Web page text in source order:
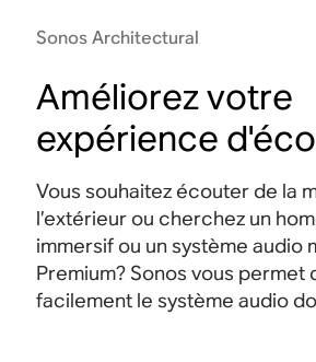
Sonos Architectural
Améliorez votre
expérience
Vous souhaitez écouter de la
l’extérieur ou cherchez un
immersif ou un système audio
Premium? Sonos vous permet
facilement le système audio